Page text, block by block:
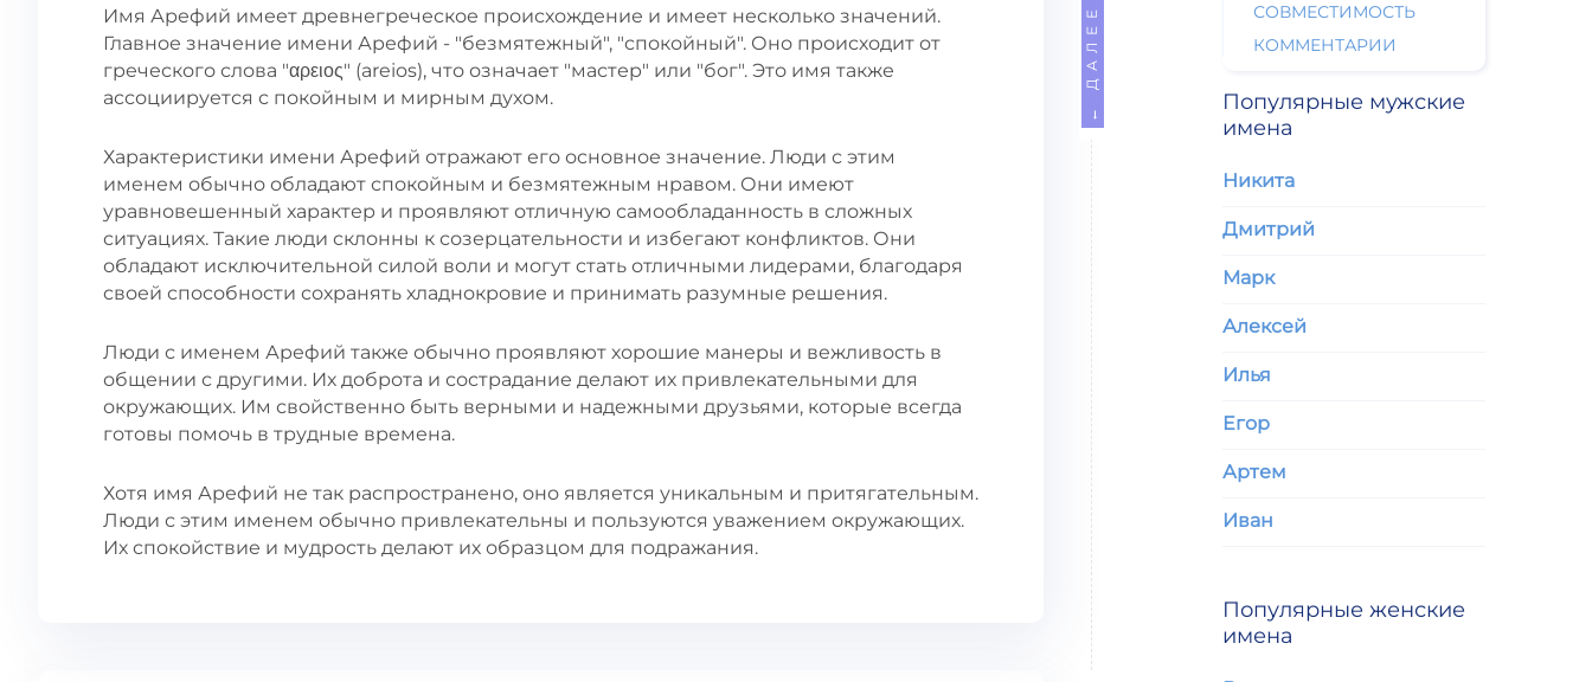
Имя Арефий имеет древнегреческое происхождение и имеет несколько значений.
Главное значение имени Арефий - "безмятежный", "спокойный". Оно происходит от
греческого слова "αρειος" (areios), что означает "мастер" или "бог". Это имя также
ассоциируется с покойным и мирным духом.
Характеристики имени Арефий отражают его основное значение. Люди с этим
именем обычно обладают спокойным и безмятежным нравом. Они имеют
уравновешенный характер и проявляют отличную самообладанность в сложных
ситуациях. Такие люди склонны к созерцательности и избегают конфликтов. Они
обладают исключительной силой воли и могут стать отличными лидерами, благодаря
своей способности сохранять хладнокровие и принимать разумные решения.
Люди с именем Арефий также обычно проявляют хорошие манеры и вежливость в
общении с другими. Их доброта и сострадание делают их привлекательными для
окружающих. Им свойственно быть верными и надежными друзьями, которые всегда
готовы помочь в трудные времена.
Хотя имя Арефий не так распространено, оно является уникальным и притягательным.
Люди с этим именем обычно привлекательны и пользуются уважением окружающих.
Их спокойствие и мудрость делают их образцом для подражания.
← ДАЛЕЕ
СОВМЕСТИМОСТЬ
КОММЕНТАРИИ
Популярные мужские
имена
Никита
Дмитрий
Марк
Алексей
Илья
Егор
Артем
Иван
Популярные женские
имена